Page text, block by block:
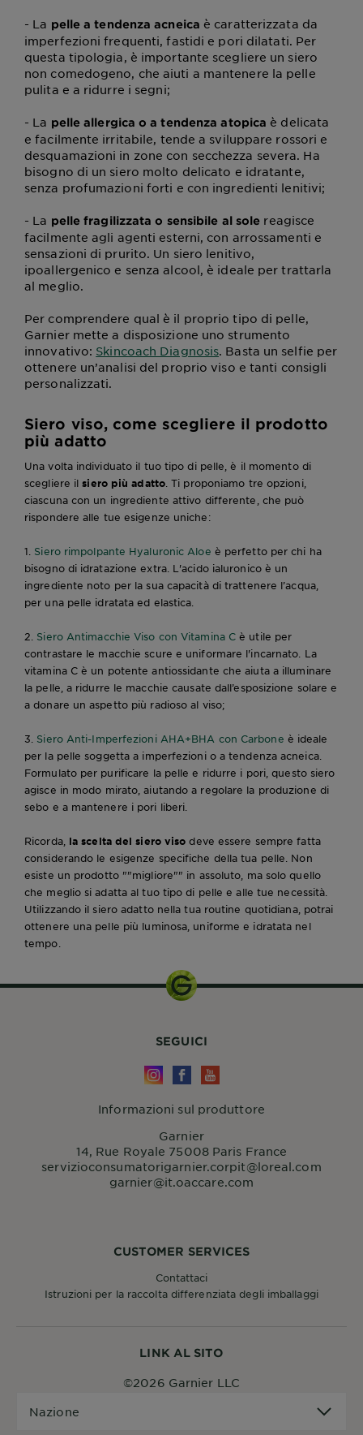
- La pelle a tendenza acneica è caratterizzata da
imperfezioni frequenti, fastidi e pori dilatati. Per
questa tipologia, è importante scegliere un siero
non comedogeno, che aiuti a mantenere la pelle
pulita e a ridurre i segni;
- La pelle allergica o a tendenza atopica è delicata
e facilmente irritabile, tende a sviluppare rossori e
desquamazioni in zone con secchezza severa. Ha
bisogno di un siero molto delicato e idratante,
senza profumazioni forti e con ingredienti lenitivi;
- La pelle fragilizzata o sensibile al sole reagisce
facilmente agli agenti esterni, con arrossamenti e
sensazioni di prurito. Un siero lenitivo,
ipoallergenico e senza alcool, è ideale per trattarla
al meglio.
Per comprendere qual è il proprio tipo di pelle,
Garnier mette a disposizione uno strumento
innovativo: Skincoach Diagnosis. Basta un selfie per
ottenere un’analisi del proprio viso e tanti consigli
personalizzati.
Siero viso, come scegliere il prodotto
più adatto
Una volta individuato il tuo tipo di pelle, è il momento di
scegliere ilsiero più adatto. Ti proponiamo tre opzioni,
ciascuna con un ingrediente attivo differente, che può
rispondere alle tue esigenze uniche:
1. Siero rimpolpante Hyaluronic Aloe è perfetto per chi ha
bisogno di idratazione extra. L'acido ialuronico è un
ingrediente noto per la sua capacità di trattenere l’acqua,
per una pelle idratata ed elastica.
2. Siero Antimacchie Viso con Vitamina C è utile per
contrastare le macchie scure e uniformare l'incarnato. La
vitamina C è un potente antiossidante che aiuta a illuminare
la pelle, a ridurre le macchie causate dall’esposizione solare e
a donare un aspetto più radioso al viso;
3. Siero Anti-Imperfezioni AHA+BHA con Carbone è ideale
per la pelle soggetta a imperfezioni o a tendenza acneica.
Formulato per purificare la pelle e ridurre i pori, questo siero
agisce in modo mirato, aiutando a regolare la produzione di
sebo e a mantenere i pori liberi.
Ricorda, la scelta del siero viso deve essere sempre fatta
considerando le esigenze specifiche della tua pelle. Non
esiste un prodotto ""migliore"" in assoluto, ma solo quello
che meglio si adatta al tuo tipo di pelle e alle tue necessità.
Utilizzando il siero adatto nella tua routine quotidiana, potrai
ottenere una pelle più luminosa, uniforme e idratata nel
tempo.
LINK AL SITO
Nazione
©2026 Garnier LLC
CUSTOMER SERVICES
Contattaci
Istruzioni per la raccolta differenziata degli imballaggi
SEGUICI
Informazioni sul produttore
Garnier
14, Rue Royale 75008 Paris France
servizioconsumatorigarnier.corpit@loreal.com
garnier@it.oaccare.com